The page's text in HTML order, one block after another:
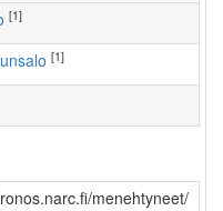
[1]
[1]
menehtyneet/